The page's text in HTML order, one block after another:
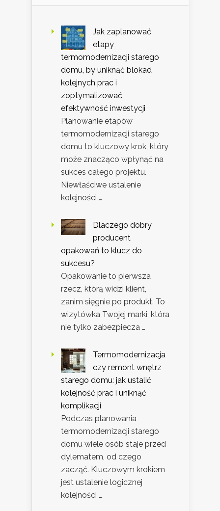
Jak zaplanować
etapy
termomodernizacji starego
domu, by uniknąć blokad
kolejnych prac i
zoptymalizować
efektywność inwestycji
Planowanie etapów
termomodernizacji starego
domu to kluczowy krok, który
może znacząco wpłynąć na
sukces całego projektu.
Niewłaściwe ustalenie
kolejności …
Dlaczego dobry
producent
opakowań to klucz do
sukcesu?
Opakowanie to pierwsza
rzecz, którą widzi klient,
zanim sięgnie po produkt. To
wizytówka Twojej marki, która
nie tylko zabezpiecza …
Termomodernizacja
czy remont wnętrz
starego domu: jak ustalić
kolejność prac i uniknąć
komplikacji
Podczas planowania
termomodernizacji starego
domu wiele osób staje przed
dylematem, od czego
zacząć. Kluczowym krokiem
jest ustalenie logicznej
kolejności …